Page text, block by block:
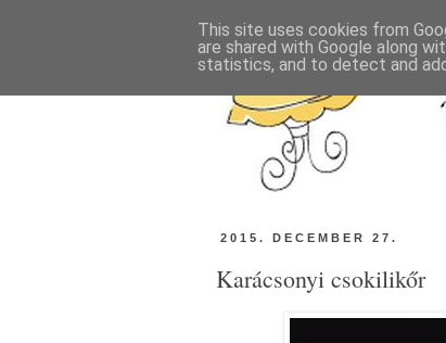
2015. DECEMBER 27.
Karácsonyi csokilikőr
This site uses cookies from
are shared with Google along
statistics, and to detect and